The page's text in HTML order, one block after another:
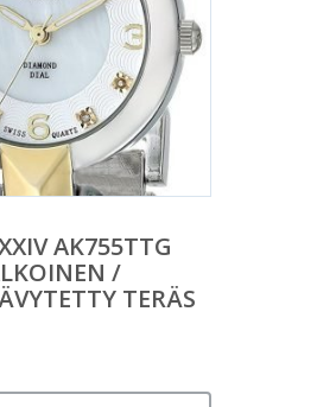
AK755TTG
/
TERÄS